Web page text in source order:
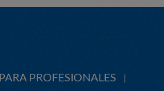
PARA PROFESIONALES